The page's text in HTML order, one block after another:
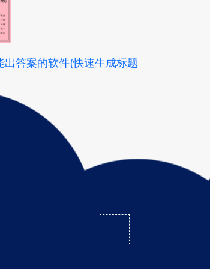
出答案的软件(快速生成标题